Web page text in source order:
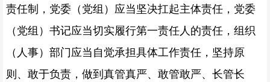
责任制，党委（党组）应当坚决扛起主体责任，党委
（党组）书记应当切实履行第一责任人的责任，组织
（人事）部门应当自觉承担具体工作责任，坚持原
则、敢于负责，做到真管真严、敢管敢严、长管长